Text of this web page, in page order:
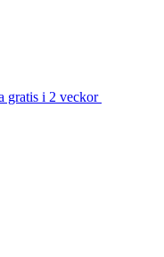
gratis i 2 veckor